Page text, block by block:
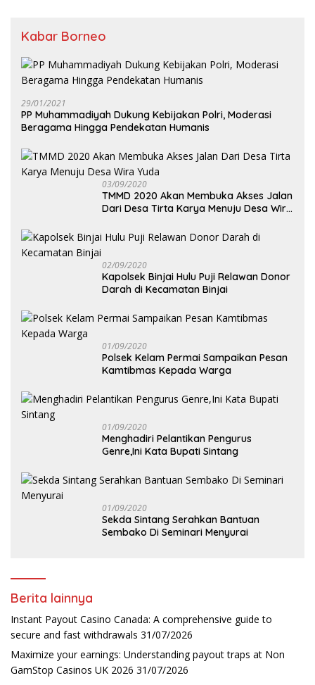
Kabar Borneo
29/01/2021
PP Muhammadiyah Dukung Kebijakan Polri, Moderasi
Beragama Hingga Pendekatan Humanis
03/09/2020
TMMD 2020 Akan Membuka Akses Jalan
Dari Desa Tirta Karya Menuju Desa Wira
02/09/2020
Kapolsek Binjai Hulu Puji Relawan Donor
Darah di Kecamatan Binjai
01/09/2020
Polsek Kelam Permai Sampaikan Pesan
Kamtibmas Kepada Warga
01/09/2020
Menghadiri Pelantikan Pengurus
Genre,Ini Kata Bupati Sintang
01/09/2020
Sekda Sintang Serahkan Bantuan
Sembako Di Seminari Menyurai
Berita lainnya
Instant Payout Casino Canada: A comprehensive guide to
secure and fast withdrawals 31/07/2026
Maximize your earnings: Understanding payout traps at Non
GamStop Casinos UK 2026 31/07/2026